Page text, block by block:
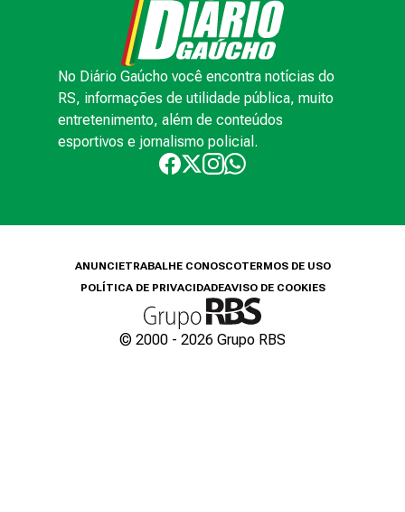
No Diário Gaúcho você encontra notícias do
RS, informações de utilidade pública, muito
entretenimento, além de conteúdos
esportivos e jornalismo policial.
ANUNCIETRABALHE CONOSCOTERMOS DE USO
POLÍTICA DE PRIVACIDADEAVISO DE COOKIES
© 2000 - 2026 Grupo RBS